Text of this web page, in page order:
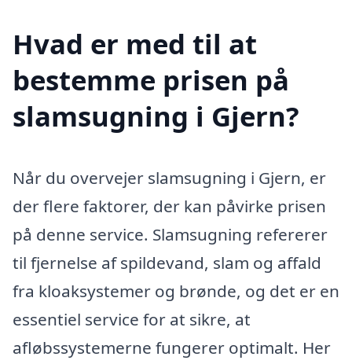
Hvad er med til at
bestemme prisen på
slamsugning i Gjern?
Når du overvejer slamsugning i Gjern, er
der flere faktorer, der kan påvirke prisen
på denne service. Slamsugning refererer
til fjernelse af spildevand, slam og affald
fra kloaksystemer og brønde, og det er en
essentiel service for at sikre, at
afløbssystemerne fungerer optimalt. Her